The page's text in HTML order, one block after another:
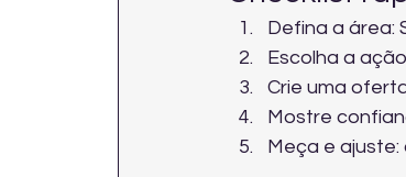
Defina a área:
Escolha a
Crie uma
Mostre
Meça e